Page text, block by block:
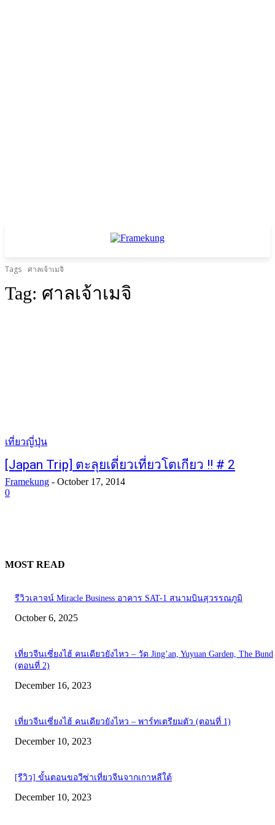
Tags ศาลเจ้าเมจิ
Tag: ศาลเจ้าเมจิ
เที่ยวญี่ปุ่น
[Japan Trip] ตะลุยเดี่ยวเที่ยวโตเกียว !! # 2
Framekung - October 17, 2014
0
MOST READ
รีวิวเลาจน์ Miracle Business อาคาร SAT-1 สนามบินสุวรรณภูมิ
October 6, 2025
เที่ยวจีนเซี่ยงไฮ้ คนเดียวยังไหว – วัด Jing’an, Yuyuan Garden, The Bund
(ตอนที่ 2)
December 16, 2023
เที่ยวจีนเซี่ยงไฮ้ คนเดียวยังไหว – พาร์ทเตรียมตัว (ตอนที่ 1)
December 10, 2023
[รีวิว] ขั้นตอนขอวีซ่าเที่ยวจีนจากเกาหลีใต้
December 10, 2023